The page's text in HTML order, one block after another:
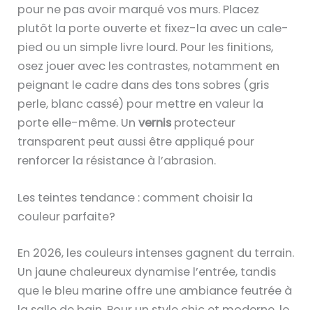
pour ne pas avoir marqué vos murs. Placez
plutôt la porte ouverte et fixez-la avec un cale-
pied ou un simple livre lourd. Pour les finitions,
osez jouer avec les contrastes, notamment en
peignant le cadre dans des tons sobres (gris
perle, blanc cassé) pour mettre en valeur la
porte elle-même. Unvernis protecteur
transparent peut aussi être appliqué pour
renforcer la résistance à l’abrasion.
Les teintes tendance : comment choisir la
couleur parfaite?
En 2026, les couleurs intenses gagnent du terrain.
Un jaune chaleureux dynamise l’entrée, tandis
que le bleu marine offre une ambiance feutrée à